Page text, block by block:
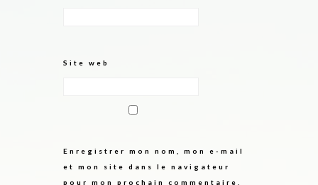
Site web
Enregistrer mon nom, mon e-mail
et mon site dans le navigateur
pour mon prochain commentaire.